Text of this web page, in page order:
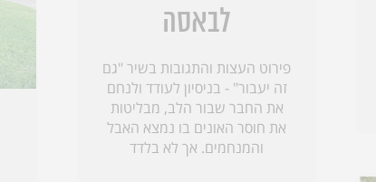
לבאסה
פירוט העצות והתגובות בשיר "גם
זה יעבור" - בניסיון לעודד ולנחם
את החבר שבור הלב, מבליטות
את חוסר האונים בו נמצא האבל
והמנחמים. אך לא בלדד